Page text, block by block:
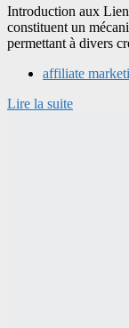
Introduction aux
constituent un
permettant à divers
affiliate
Lire la suite